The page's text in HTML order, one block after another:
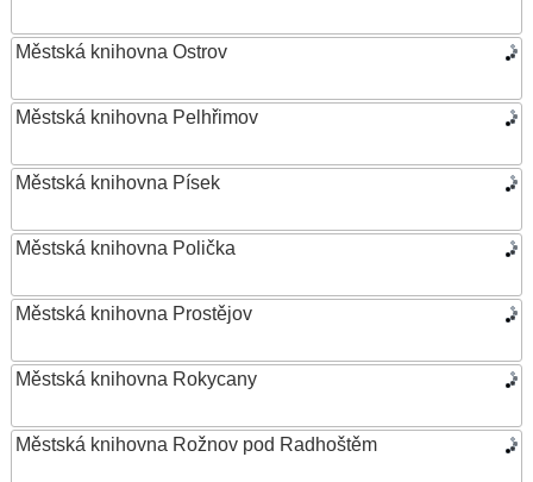
Městská knihovna Ostrov
Městská knihovna Pelhřimov
Městská knihovna Písek
Městská knihovna Polička
Městská knihovna Prostějov
Městská knihovna Rokycany
Městská knihovna Rožnov pod Radhoštěm